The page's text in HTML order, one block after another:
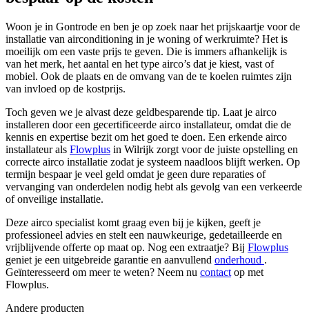
Woon je in Gontrode en ben je op zoek naar het prijskaartje voor de
installatie van airconditioning in je woning of werkruimte? Het is
moeilijk om een vaste prijs te geven. Die is immers afhankelijk is
van het merk, het aantal en het type airco’s dat je kiest, vast of
mobiel. Ook de plaats en de omvang van de te koelen ruimtes zijn
van invloed op de kostprijs.
Toch geven we je alvast deze geldbesparende tip. Laat je airco
installeren door een gecertificeerde airco installateur, omdat die de
kennis en expertise bezit om het goed te doen. Een erkende airco
installateur als Flowplus in Wilrijk zorgt voor de juiste opstelling en
correcte airco installatie zodat je systeem naadloos blijft werken. Op
termijn bespaar je veel geld omdat je geen dure reparaties of
vervanging van onderdelen nodig hebt als gevolg van een verkeerde
of onveilige installatie.
Deze airco specialist komt graag even bij je kijken, geeft je
professioneel advies en stelt een nauwkeurige, gedetailleerde en
vrijblijvende offerte op maat op. Nog een extraatje? Bij Flowplus
geniet je een uitgebreide garantie en aanvullend onderhoud .
Geïnteresseerd om meer te weten? Neem nu contact op met
Flowplus.
Andere producten